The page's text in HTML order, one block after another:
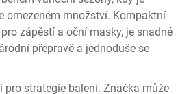
omezeném množství. Kompaktní
zápěstí a oční masky, je snadné
přepravě a jednoduše se
strategie balení. Značka může